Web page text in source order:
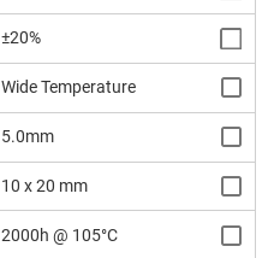
±20%
Wide Temperature
5.0mm
10 x 20 mm
2000h @ 105°C